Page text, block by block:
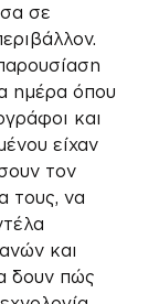
σε
ημέρα όπου
και
είχαν
τον
τους, να
και
δουν πώς